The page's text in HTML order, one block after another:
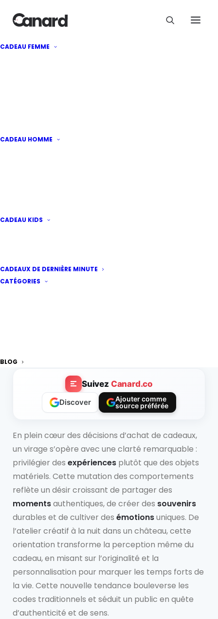
CADEAU FEMME
CADEAU HOMME
CADEAU KIDS
CADEAUX DE DERNIÈRE MINUTE
CATÉGORIES
BLOG
cadeau qui séduit
Privilégier les
expériences aux objets
Suivez Canard.co
Discover
Ajouter comme
source préférée
En plein cœur des décisions d’achat de cadeaux,
un virage s’opère avec une clarté remarquable :
privilégier des expériences plutôt que des objets
matériels. Cette mutation des comportements
reflète un désir croissant de partager des
momentsauthentiques, de créer des souvenirs
durables et de cultiver des émotionsuniques. De
l’atelier créatif à la nuit dans un château, cette
orientation transforme la perception même du
cadeau, en misant sur l’originalité et la
personnalisation pour marquer les temps forts de
la vie. Cette nouvelle tendance bouleverse les
codes traditionnels et séduit un public en quête
d’authenticité et de sens.